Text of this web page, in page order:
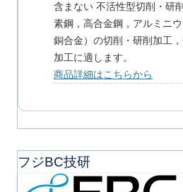
含まない 不活性型切削・研
素鋼，高合金鋼，アルミニ
銅合金）の切削・研削加工
加工に適します。
商品詳細はこちらから
フジBC技研